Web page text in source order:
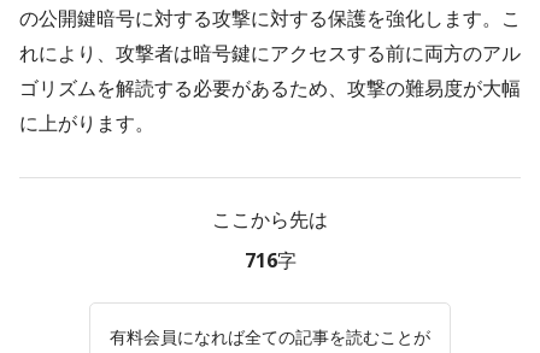
の公開鍵暗号に対する攻撃に対する保護を強化します。こ
れにより、攻撃者は暗号鍵にアクセスする前に両方のアル
ゴリズムを解読する必要があるため、攻撃の難易度が大幅
に上がります。
ここから先は
716字
有料会員になれば全ての記事を読むことが